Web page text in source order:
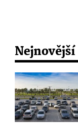
Nejnovější